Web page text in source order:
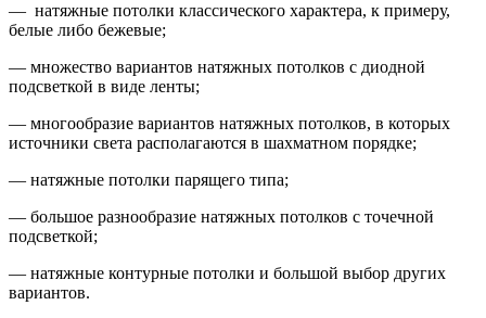
— натяжные потолки классического характера, к примеру,
белые либо бежевые;
— множество вариантов натяжных потолков с диодной
подсветкой в виде ленты;
— многообразие вариантов натяжных потолков, в которых
источники света располагаются в шахматном порядке;
— натяжные потолки парящего типа;
— большое разнообразие натяжных потолков с точечной
подсветкой;
— натяжные контурные потолки и большой выбор других
вариантов.